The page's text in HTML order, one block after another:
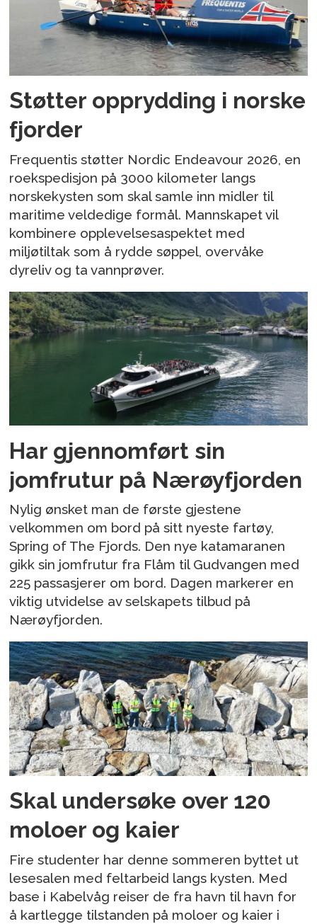
Støtter opprydding i norske
fjorder
Frequentis støtter Nordic Endeavour 2026, en
roekspedisjon på 3000 kilometer langs
norskekysten som skal samle inn midler til
maritime veldedige formål. Mannskapet vil
kombinere opplevelsesaspektet med
miljøtiltak som å rydde søppel, overvåke
dyreliv og ta vannprøver.
Har gjennomført sin
jomfrutur på Nærøyfjorden
Nylig ønsket man de første gjestene
velkommen om bord på sitt nyeste fartøy,
Spring of The Fjords. Den nye katamaranen
gikk sin jomfrutur fra Flåm til Gudvangen med
225 passasjerer om bord. Dagen markerer en
viktig utvidelse av selskapets tilbud på
Nærøyfjorden.
Skal undersøke over 120
moloer og kaier
Fire studenter har denne sommeren byttet ut
lesesalen med feltarbeid langs kysten. Med
base i Kabelvåg reiser de fra havn til havn for
å kartlegge tilstanden på moloer og kaier i